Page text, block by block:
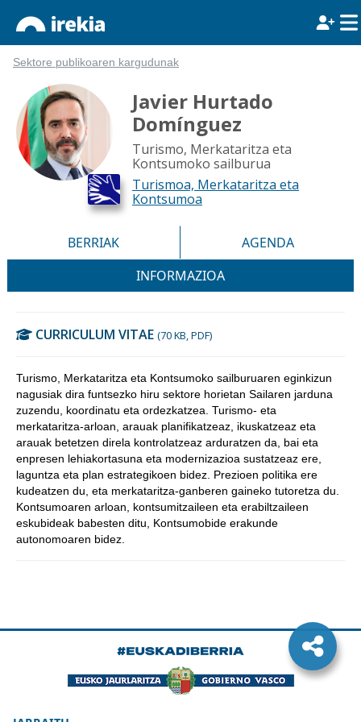
Sektore publikoaren kargudunak
Javier Hurtado
Domínguez
Turismo, Merkataritza eta
Kontsumoko sailburua
Turismoa, Merkataritza eta
Kontsumoa
BERRIAK
AGENDA
INFORMAZIOA
CURRICULUM VITAE (70 KB, PDF)
Turismo, Merkataritza eta Kontsumoko sailburuaren eginkizun
nagusiak dira funtsezko hiru sektore horietan Sailaren jarduna
zuzendu, koordinatu eta ordezkatzea. Turismo- eta
merkataritza-arloan, arauak planifikatzeaz, ikuskatzeaz eta
arauak betetzen direla kontrolatzeaz arduratzen da, bai eta
enpresen lehiakortasuna eta modernizazioa sustatzeaz ere,
laguntza eta plan estrategikoen bidez. Prezioen politika ere
kudeatzen du, eta merkataritza-ganberen gaineko tutoretza du.
Kontsumoaren arloan, kontsumitzaileen eta erabiltzaileen
eskubideak babesten ditu, Kontsumobide erakunde
autonomoaren bidez.